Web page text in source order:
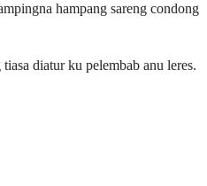
hampang sareng condong
diatur ku pelembab anu leres.